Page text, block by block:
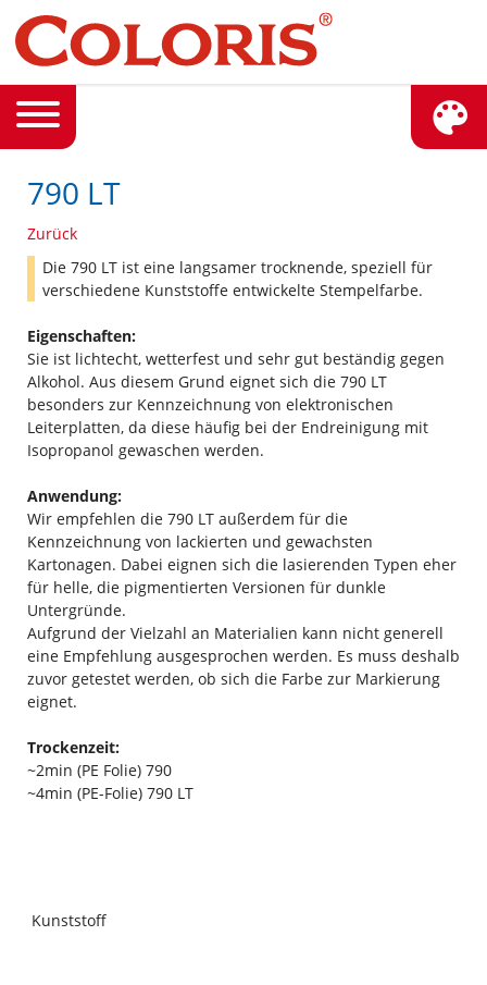
790 LT
Zurück
Die 790 LT ist eine langsamer trocknende, speziell für
verschiedene Kunststoffe entwickelte Stempelfarbe.
Eigenschaften:
Sie ist lichtecht, wetterfest und sehr gut beständig gegen
Alkohol. Aus diesem Grund eignet sich die 790 LT
besonders zur Kennzeichnung von elektronischen
Leiterplatten, da diese häufig bei der Endreinigung mit
Isopropanol gewaschen werden.
Anwendung:
Wir empfehlen die 790 LT außerdem für die
Kennzeichnung von lackierten und gewachsten
Kartonagen. Dabei eignen sich die lasierenden Typen eher
für helle, die pigmentierten Versionen für dunkle
Untergründe.
Aufgrund der Vielzahl an Materialien kann nicht generell
eine Empfehlung ausgesprochen werden. Es muss deshalb
zuvor getestet werden, ob sich die Farbe zur Markierung
eignet.
Trockenzeit:
~2min (PE Folie) 790
~4min (PE-Folie) 790 LT
Kunststoff